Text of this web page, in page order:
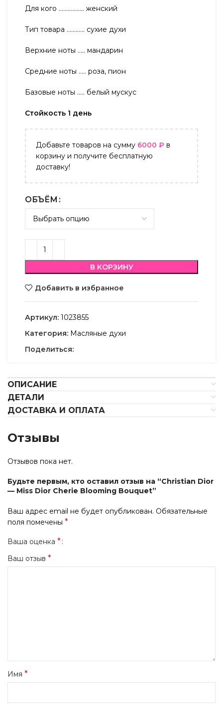
Для кого …………….. женский
Тип товара ………… сухие духи
Верхние ноты ….. мандарин
Средние ноты ….. роза, пион
Базовые ноты ….. белый мускус
Стойкость 1 день
Добавьте товаров на сумму 6000 ₽ в
корзину и получите бесплатную
доставку!
ОБЪЁМ
В КОРЗИНУ
Добавить в избранное
Артикул: 1023855
Категория: Масляные духи
Поделиться:
ОПИСАНИЕ
ДЕТАЛИ
ДОСТАВКА И ОПЛАТА
Отзывы
Отзывов пока нет.
Будьте первым, кто оставил отзыв на “Christian Dior
— Miss Dior Cherie Blooming Bouquet”
Ваш адрес email не будет опубликован. Обязательные
поля помечены *
Ваша оценка *
Ваш отзыв *
Имя *